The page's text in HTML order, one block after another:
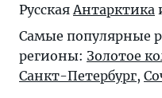
Русская Антарктика
Самые популярные
регионы: Золотое
Санкт-Петербург,